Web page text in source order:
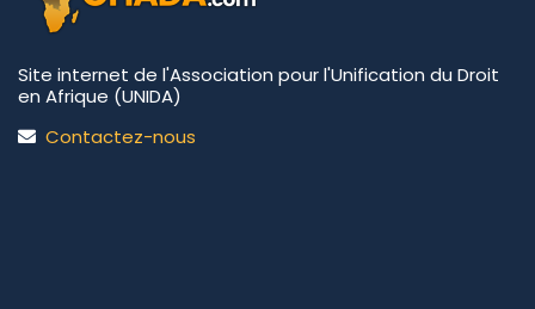
Site internet de l'Association pour l'Unification du Droit
en Afrique (UNIDA)
Contactez-nous